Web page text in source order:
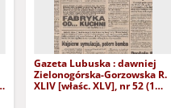
Gazeta Lubuska : dawniej
Zielonogórska-Gorzowska R.
XLIV [właśc. XLV], nr 52 (1